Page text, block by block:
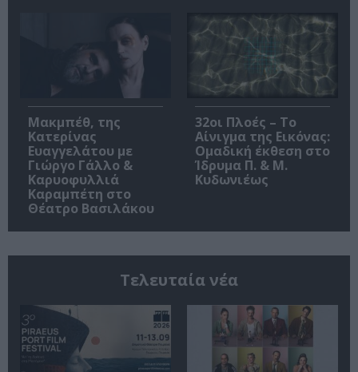
Μακμπέθ, της
Κατερίνας
Ευαγγελάτου με
Γιώργο Γάλλο &
Καρυοφυλλιά
Καραμπέτη στο
Θέατρο Βασιλάκου
32οι Πλοές – Το
Αίνιγμα της Εικόνας:
Ομαδική έκθεση στο
Ίδρυμα Π. & Μ.
Κυδωνιέως
Τελευταία νέα